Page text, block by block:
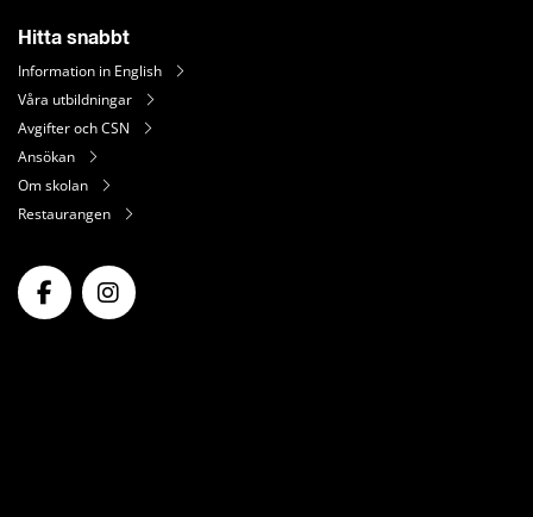
Hitta snabbt
Information in English
Våra utbildningar
Avgifter och CSN
Ansökan
Om skolan
Restaurangen